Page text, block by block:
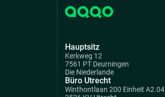
Hauptsitz
Kerkweg 12
7561 PT Deurningen
Die Niederlande
Büro Utrecht
Winthontlaan 200 Einheit A2.04